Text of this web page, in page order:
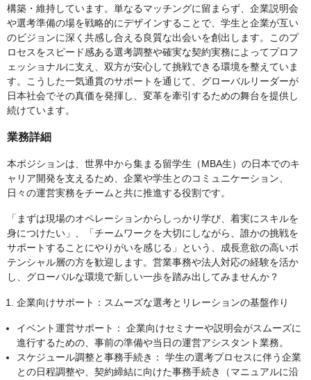
構築・維持しています。単なるマッチングに留まらず、企業説明会
や選考準備の場を戦略的にデザインすることで、学生と企業が互い
のビジョンに深く共感し合える良質な出会いを創出します。このプ
ロセスをスピード感ある選考調整や確実な契約実務によってプロフ
ェッショナルに支え、双方が安心して挑戦できる環境を整えていま
す。こうした一気通貫のサポートを通じて、グローバルリーダーが
日本社会でその真価を発揮し、変革を牽引するための舞台を提供し
続けています。
業務詳細
本ポジションは、世界中から集まる留学生（MBA生）の日本でのキ
ャリア開発を支えるため、企業や学生とのコミュニケーション、
日々の運営実務をチームと共に推進する役割です。
「まずは現場のオペレーションからしっかり学び、着実にスキルを
身につけたい」、「チームワークを大切にしながら、誰かの挑戦を
サポートすることにやりがいを感じる」という、成長意欲の高いポ
テンシャル層の方を歓迎します。営業事務や法人対応の経験を活か
し、グローバルな環境で新しい一歩を踏み出してみませんか？
企業向けサポート：スムーズな選考とリレーションの基盤作り
イベント運営サポート： 企業向けセミナーや説明会がスムーズに
進行するための、事前の準備や当日の運営アシスタント業務。
スケジュール調整と事務手続き： 学生の選考プロセスに伴う企業
との日程調整や、契約締結に向けた事務手続き（マニュアルに沿